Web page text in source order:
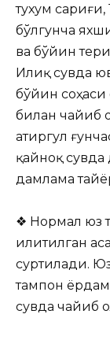
тухум
бўлгунча
ва бўйин
Илиқ сувда
бўйин соҳаси
билан чайиб
атиргул
қайноқ сувда
дамлама
❖ Нормал юз
илитилган
суртилади.
тампон
сувда чайиб